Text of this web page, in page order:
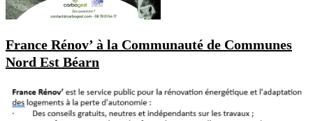
France Rénov’ à la Communauté de Communes
Nord Est Béarn